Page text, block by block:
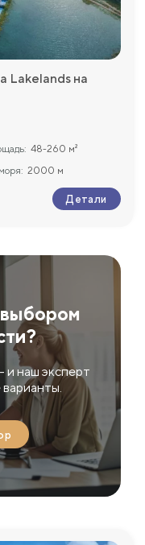
Lakelands на
48-260 м²
2000 м
Детали
и наш эксперт